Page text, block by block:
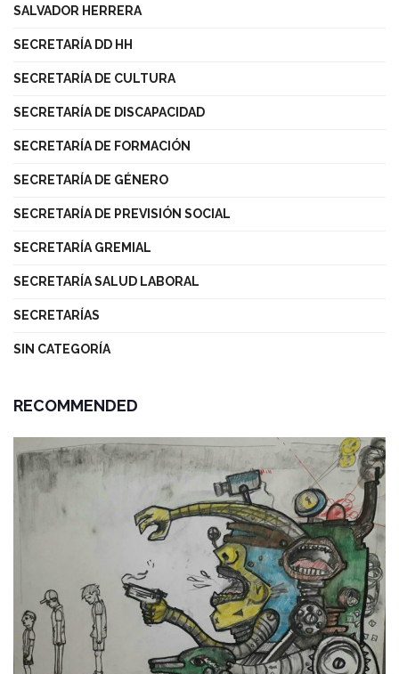
SALVADOR HERRERA
SECRETARÍA DD HH
SECRETARÍA DE CULTURA
SECRETARÍA DE DISCAPACIDAD
SECRETARÍA DE FORMACIÓN
SECRETARÍA DE GÉNERO
SECRETARÍA DE PREVISIÓN SOCIAL
SECRETARÍA GREMIAL
SECRETARÍA SALUD LABORAL
SECRETARÍAS
SIN CATEGORÍA
RECOMMENDED